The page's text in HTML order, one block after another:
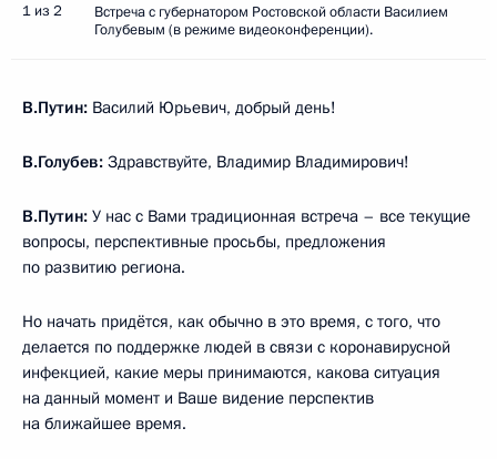
1 из 2
Встреча с губернатором Ростовской области Василием
Голубевым (в режиме видеоконференции).
В.Путин: Василий Юрьевич, добрый день!
В.Голубев: Здравствуйте, Владимир Владимирович!
В.Путин: У нас с Вами традиционная встреча – все текущие
вопросы, перспективные просьбы, предложения
по развитию региона.
Но начать придётся, как обычно в это время, с того, что
делается по поддержке людей в связи с коронавирусной
инфекцией, какие меры принимаются, какова ситуация
на данный момент и Ваше видение перспектив
на ближайшее время.